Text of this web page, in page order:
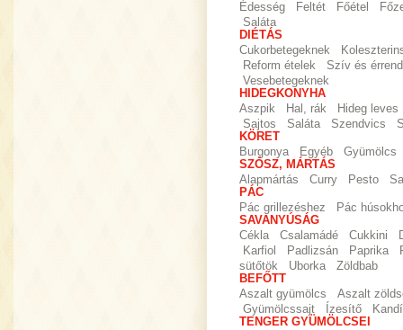
Édesség
Feltét Főétel
Saláta
DIÉTÁS
Cukorbetegeknek
Reform ételek
Szív és
Vesebetegeknek
HIDEGKONYHA
Aszpik
Hal, rák
Hideg leves
Sajtos
Saláta Szendvics
KÖRET
Burgonya
Egyéb
Gyümölcs
SZÓSZ, MÁRTÁS
Alapmártás
Curry Pesto
PÁC
Pác grillezéshez
Pác
SAVANYÚSÁG
Cékla
Csalamádé Cukkini
Karfiol
Padlizsán Paprika
sütőtök
Uborka
Zöldbab
BEFŐTT
Aszalt gyümölcs
Aszalt
Gyümölcssajt
Ízesítő
TENGER GYÜMÖLCSEI